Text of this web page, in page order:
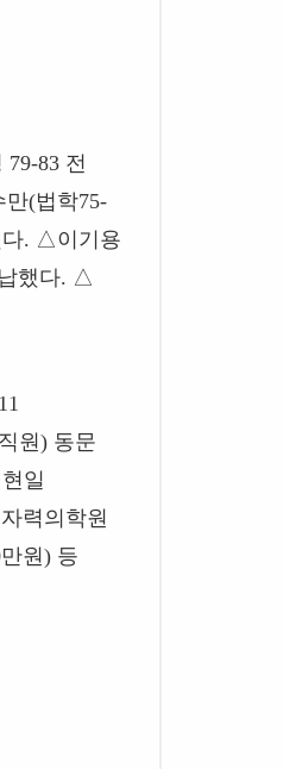
79-83 전
만(법학75-
. △이기용
했다. △
원) 동문
일
력의학원
만원) 등